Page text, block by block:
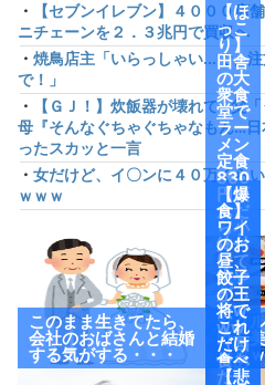
・
【セブンイレブン】４０００店
ニチェーンを２．３兆円で買収へ
・ 焼鳥店主「いらっしゃい...で、
で！」
・
【ＧＪ！】炊飯器が壊れて…父
母『そんなぐちゃぐちゃなもん…
ったスカッと一言
・ 女だけど、イ〇ンに４０万くら
ｗｗｗ
このまま生きてたら、
会社のおばさんと結婚
する気がする・・・
ヤク
野友
ｗｗｗ
【ほ
っこ
り】
田舎
の大
衆食
堂で
ラー
メン
定食
830
円頼
んだ
ら小
鉢付
けて
来や
がっ
たw
ww
（画
像あ
り）
【爆
食】
ワイ
のお
昼、
餃子
の王
将で
これ
だけ
食べ
たっ
【悲